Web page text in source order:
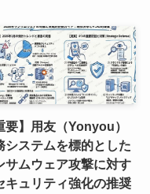
要】用友（Yonyou）
システムを標的とした
サムウェア攻撃に対す
キュリティ強化の推奨